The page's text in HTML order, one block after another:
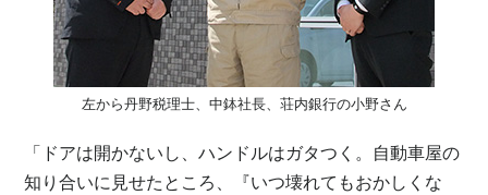
左から丹野税理士、中鉢社長、荘内銀行の小野さん
「ドアは開かないし、ハンドルはガタつく。自動車屋の
知り合いに見せたところ、『いつ壊れてもおかしくな